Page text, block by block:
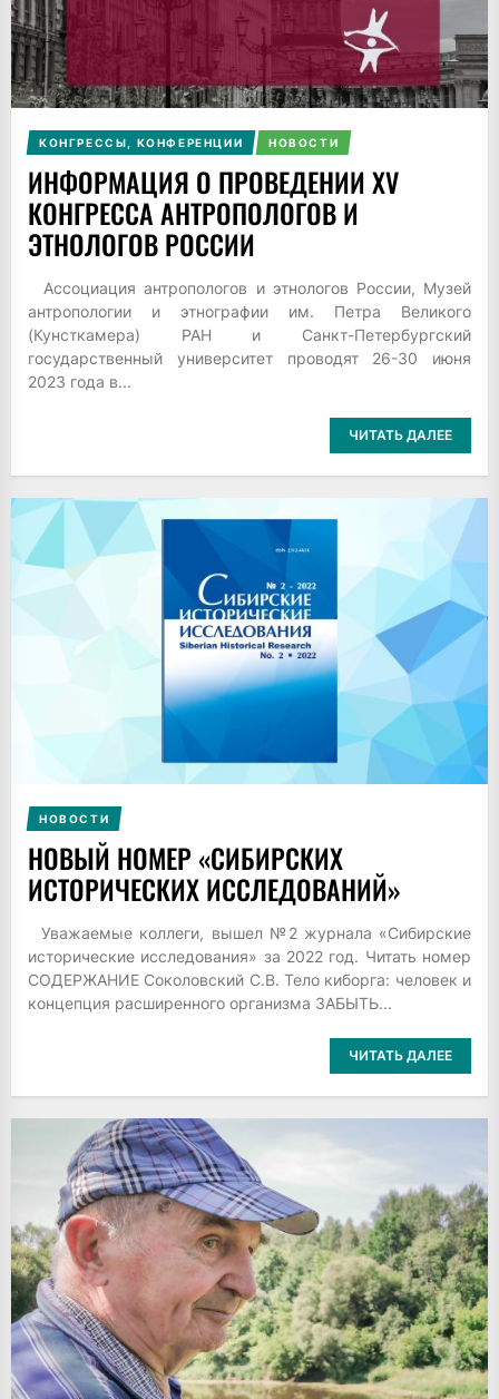
КОНГРЕССЫ, КОНФЕРЕНЦИИ НОВОСТИ
ИНФОРМАЦИЯ О ПРОВЕДЕНИИ XV
КОНГРЕССА АНТРОПОЛОГОВ И
ЭТНОЛОГОВ РОССИИ
Ассоциация антропологов и этнологов России, Музей
антропологии и этнографии им. Петра Великого
(Кунсткамера) РАН и Санкт-Петербургский
государственный университет проводят 26-30 июня
2023 года в...
ЧИТАТЬ ДАЛЕЕ
НОВОСТИ
НОВЫЙ НОМЕР «СИБИРСКИХ
ИСТОРИЧЕСКИХ ИССЛЕДОВАНИЙ»
Уважаемые коллеги, вышел №2 журнала «Сибирские
исторические исследования» за 2022 год. Читать номер
СОДЕРЖАНИЕ Соколовский С.В. Тело киборга: человек и
концепция расширенного организма ЗАБЫТЬ...
ЧИТАТЬ ДАЛЕЕ